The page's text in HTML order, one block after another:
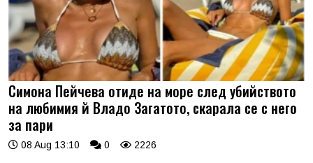
Симона Пейчева отиде на море след убийството
на любимия й Владо Загатото, скарала се с него
за пари
08 Aug 13:10 0 2226